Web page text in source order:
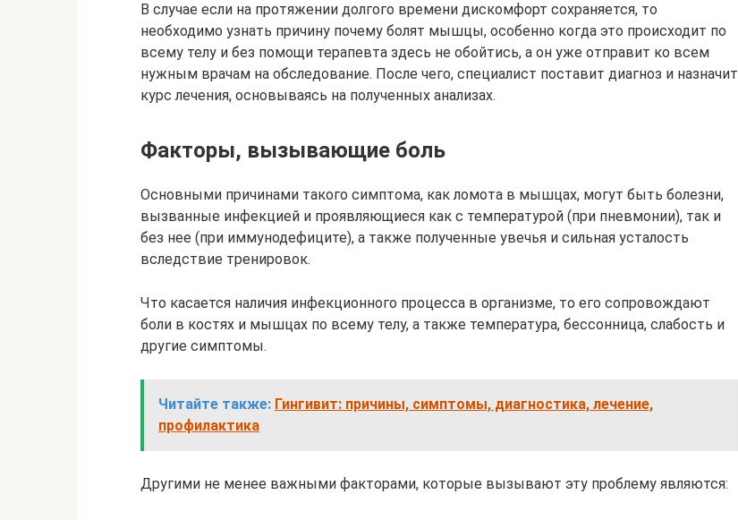
В случае если на протяжении долгого времени дискомфорт сохраняется, то
необходимо узнать причину почему болят мышцы, особенно когда это происходит по
всему телу и без помощи терапевта здесь не обойтись, а он уже отправит ко всем
нужным врачам на обследование. После чего, специалист поставит диагноз и назначит
курс лечения, основываясь на полученных анализах.
Факторы, вызывающие боль
Основными причинами такого симптома, как ломота в мышцах, могут быть болезни,
вызванные инфекцией и проявляющиеся как с температурой (при пневмонии), так и
без нее (при иммунодефиците), а также полученные увечья и сильная усталость
вследствие тренировок.
Что касается наличия инфекционного процесса в организме, то его сопровождают
боли в костях и мышцах по всему телу, а также температура, бессонница, слабость и
другие симптомы.
Читайте также: Гингивит: причины, симптомы, диагностика, лечение,
профилактика
Другими не менее важными факторами, которые вызывают эту проблему являются: